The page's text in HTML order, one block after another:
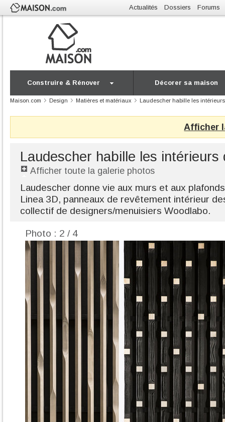
Actualités Dossiers Forums
Construire & Rénover Décorer sa maison
Maison.com Design Matières et matériaux Laudescher habille les
Afficher
Laudescher habille les intérieurs
Afficher toute la galerie photos
Laudescher donne vie aux murs et aux
Linea 3D, panneaux de revêtement intérieur
collectif de designers/menuisiers Woodlabo.
Photo : 2 / 4